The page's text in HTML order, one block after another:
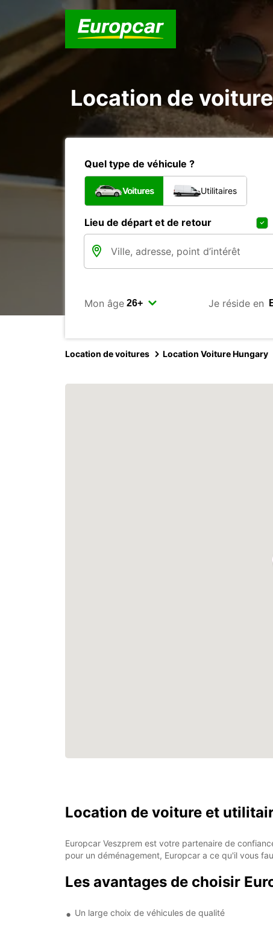
Location de
Quel type de véhicule ?
Voitures Utilitaires
Lieu de départ et de retour
Mon âge Je réside en
Location de voitures Location Voiture Hungary
Location de voiture et
Europcar Veszprem est votre partenaire de
pour un déménagement, Europcar a ce qu'il vous
Les avantages de choisir
Un large choix de véhicules de qualité